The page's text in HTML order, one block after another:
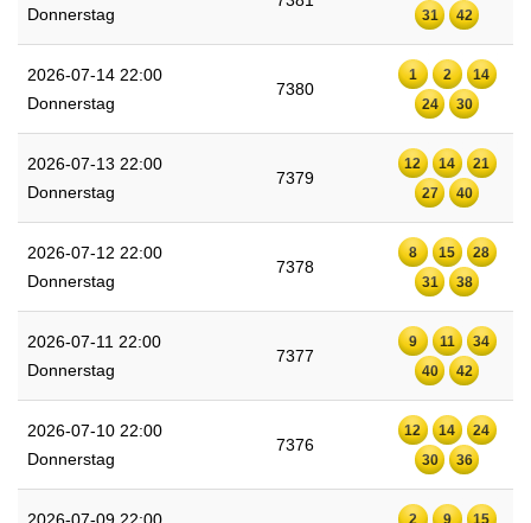
Donnerstag 31 42
2026-07-14 22:00
Donnerstag
7380
1 2
14
24
30
2026-07-13 22:00
Donnerstag
7379
12 14
21
27
40
2026-07-12 22:00
Donnerstag
7378
8 15
28
31
38
2026-07-11 22:00
Donnerstag
7377
9 11
34
40
42
2026-07-10 22:00
Donnerstag
7376
12 14
24
30
36
2 9
15